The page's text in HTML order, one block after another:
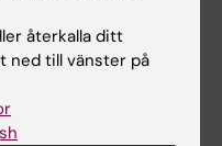
återkalla ditt
ned till vänster på